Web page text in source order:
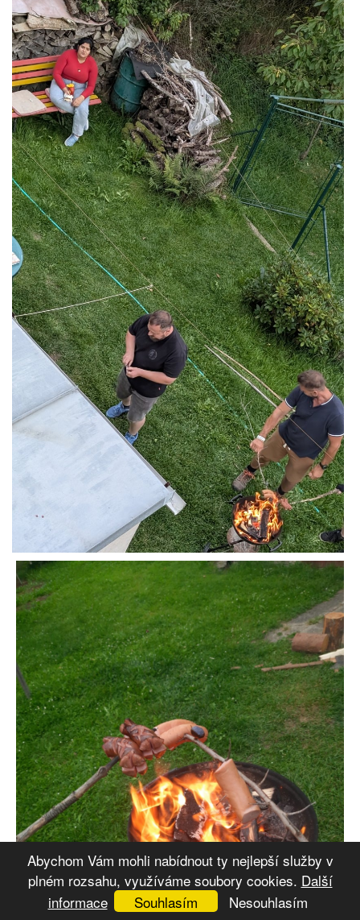
Abychom Vám mohli nabídnout ty nejlepší služby v
plném rozsahu, využíváme soubory cookies. Další
informace
Souhlasím Nesouhlasím